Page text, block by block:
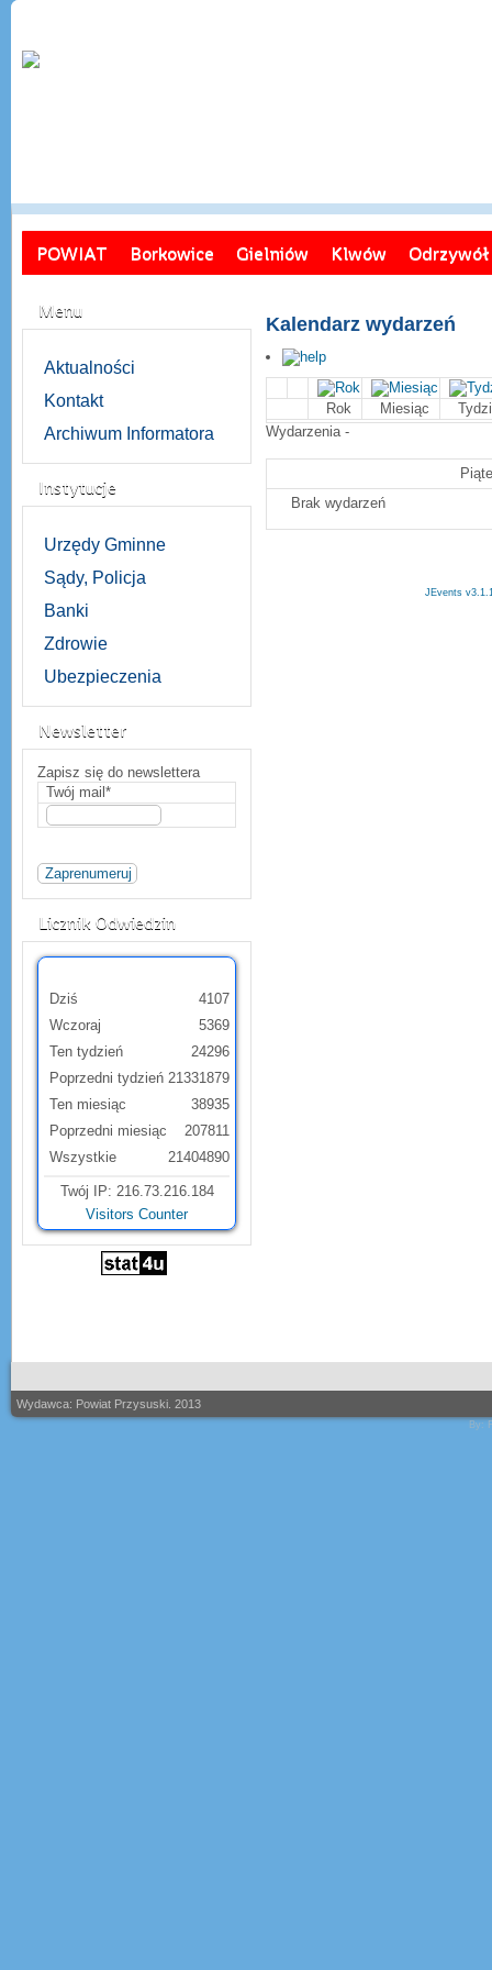
POWIAT Borkowice Gielniów Klwów Odrzywół
Menu
Aktualności
Kontakt
Archiwum Informatora
Instytucje
Urzędy Gminne
Sądy, Policja
Banki
Zdrowie
Ubezpieczenia
Newsletter
Zapisz się do newslettera
Twój mail*
Licznik Odwiedzin
Dziś
Wczoraj
Ten tydzień
Poprzedni tydzień
Ten miesiąc
Poprzedni miesiąc
Wszystkie
4107
5369
24296
21331879
38935
207811
21404890
Twój IP: 216.73.216.184
Visitors Counter
Kalendarz wydarzeń
Rok Miesiąc
Wydarzenia -
Brak wydarzeń
JEvents
Wydawca: Powiat Przysuski. 2013
By: